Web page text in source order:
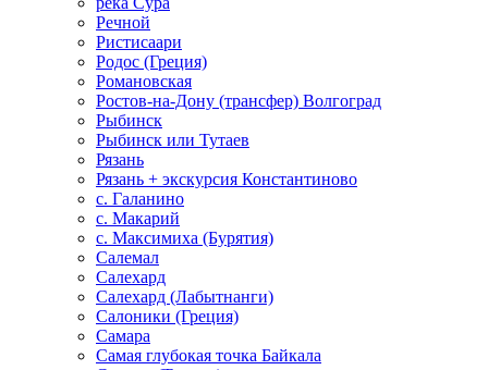
Речной
Ристисаари
Родос (Греция)
Романовская
Ростов-на-Дону (трансфер) Волгоград
Рыбинск
Рыбинск или Тутаев
Рязань
Рязань + экскурсия Константиново
с. Галанино
с. Макарий
с. Максимиха (Бурятия)
Салемал
Салехард
Салехард (Лабытнанги)
Салоники (Греция)
Самара
Самая глубокая точка Байкала